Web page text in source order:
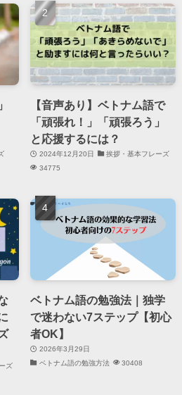
【音声あり】ベトナム語で
「頑張れ！」「頑張ろう」
と応援するには？
2024年12月20日
挨拶・基本フレーズ
34775
ズ
ベトナム語の勉強法｜独学
で迷わない7ステップ【初心
者OK】
2026年3月29日
ベトナム語の勉強方法
30408